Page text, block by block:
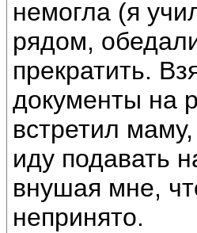
немогла (я
рядом,
прекратить.
документы на
встретил
иду подавать
внушая мне,
непринято.